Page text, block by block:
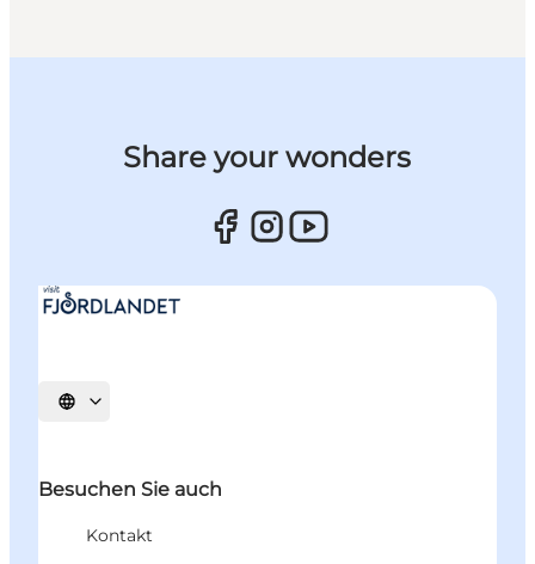
Share your wonders
Sprache auswählen
Besuchen Sie auch
Kontakt